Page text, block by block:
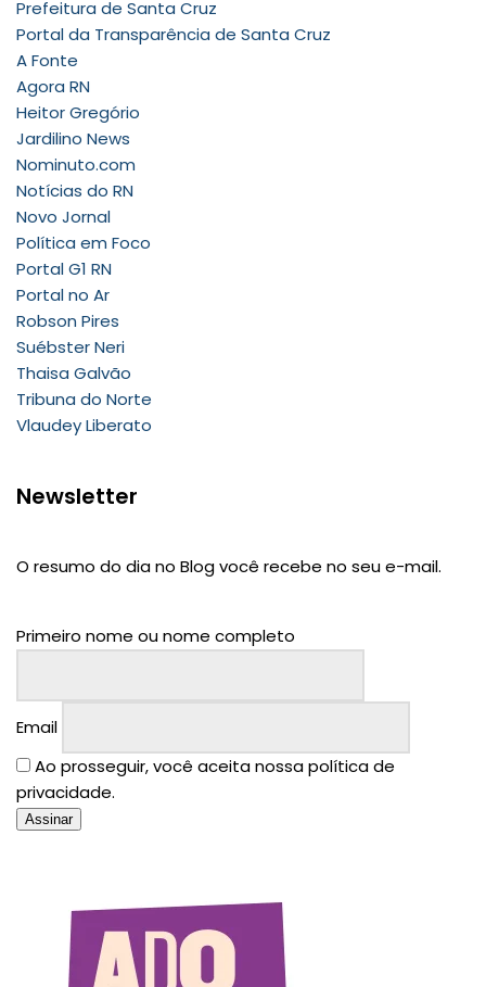
Prefeitura de Santa Cruz
Portal da Transparência de Santa Cruz
A Fonte
Agora RN
Heitor Gregório
Jardilino News
Nominuto.com
Notícias do RN
Novo Jornal
Política em Foco
Portal G1 RN
Portal no Ar
Robson Pires
Suébster Neri
Thaisa Galvão
Tribuna do Norte
Vlaudey Liberato
Newsletter
O resumo do dia no Blog você recebe no seu e-mail.
Primeiro nome ou nome completo
Email
Ao prosseguir, você aceita nossa política de
privacidade.